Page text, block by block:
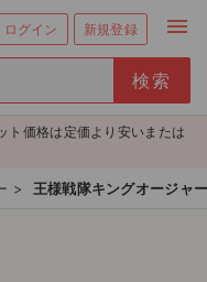
ログイン 新規登録 menu
ト価格は定価より安いまたは
> 王様戦隊キングオージャ